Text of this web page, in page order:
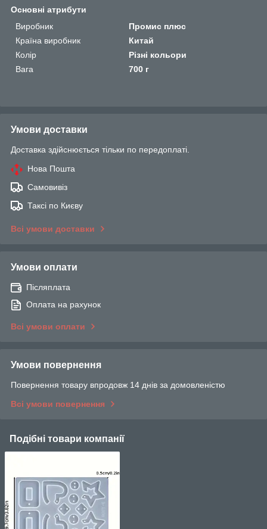
Основні атрибути
Виробник
Промис плюс
Країна виробник
Китай
Колір
Різні кольори
Вага
700 г
Умови доставки
Доставка здійснюється тільки по передоплаті.
Нова Пошта
Самовивіз
Таксі по Києву
Всі умови доставки
Умови оплати
Післяплата
Оплата на рахунок
Всі умови оплати
Умови повернення
Повернення товару впродовж 14 днів за домовленістю
Всі умови повернення
Подібні товари компанії